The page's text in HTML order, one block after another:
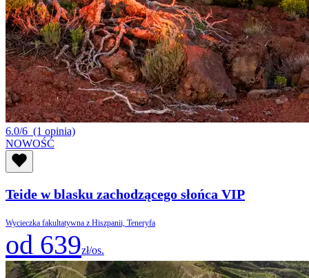
6.0/6 (1 opinia)
NOWOŚĆ
Teide w blasku zachodzącego słońca VIP
Wycieczka fakultatywna z Hiszpanii, Teneryfa
od 639zł/os.